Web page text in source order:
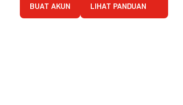
BUAT AKUN LIHAT PANDUAN